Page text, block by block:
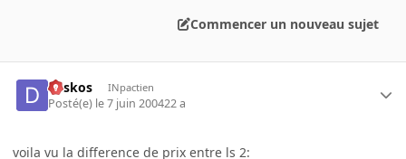
Commencer un nouveau sujet
deskos INpactien
Posté(e) le 7 juin 200422 a
voila vu la difference de prix entre ls 2: